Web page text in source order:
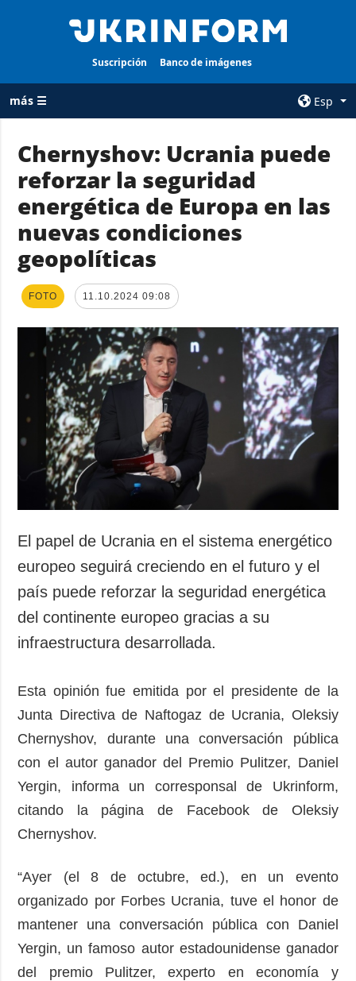
Suscripción Banco de imágenes
más ☰
Esp
TODAS LAS
CATEGORÍAS
Guerra
Reconstrucción
de Ucrania
Política
Economía
Defensa
Sociedad y
Cultura
Deportes
Crimen
Desastres y
emergencias
AGENCIA
sobre la agencia
contacto
privacidad y
protección de
datos personales
ADICIONAL
Podcasts
Publicaciones
Entrevistas
Fotos
Video
SERVICIOS
Suscripción
Banco de
imágenes
Chernyshov: Ucrania puede
reforzar la seguridad
energética de Europa en las
nuevas condiciones
geopolíticas
FOTO 11.10.2024 09:08
El papel de Ucrania en el sistema energético
europeo seguirá creciendo en el futuro y el
país puede reforzar la seguridad energética
del continente europeo gracias a su
infraestructura desarrollada.
Esta opinión fue emitida por el presidente de la
Junta Directiva de Naftogaz de Ucrania, Oleksiy
Chernyshov, durante una conversación pública
con el autor ganador del Premio Pulitzer, Daniel
Yergin, informa un corresponsal de Ukrinform,
citando la página de Facebook de Oleksiy
Chernyshov.
“Ayer (el 8 de octubre, ed.), en un evento
organizado por Forbes Ucrania, tuve el honor de
mantener una conversación pública con Daniel
Yergin, un famoso autor estadounidense ganador
del premio Pulitzer, experto en economía y